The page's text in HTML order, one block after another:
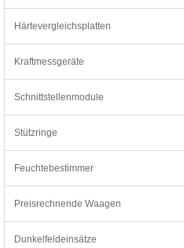
Härtevergleichsplatten
Kraftmessgeräte
Schnittstellenmodule
Stützringe
Feuchtebestimmer
Preisrechnende Waagen
Dunkelfeldeinsätze